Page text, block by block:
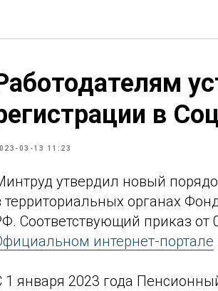
в
03-13 11:23
утвердил новый
территориальных органах
Соответствующий приказ от
интернет-портале
1 января 2023 года